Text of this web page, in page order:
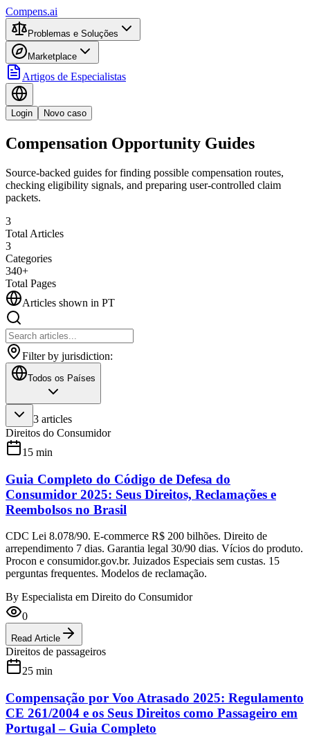
Compens.ai
Problemas e Soluções
Marketplace
Artigos de Especialistas
Login Novo caso
Compensation Opportunity Guides
Source-backed guides for finding possible compensation routes,
checking eligibility signals, and preparing user-controlled claim
packets.
3
Total Articles
3
Categories
340+
Total Pages
Articles shown in PT
Filter by jurisdiction:
Todos os Países
3 articles
Direitos do Consumidor
15 min
Guia Completo do Código de Defesa do
Consumidor 2025: Seus Direitos, Reclamações e
Reembolsos no Brasil
CDC Lei 8.078/90. E-commerce R$ 200 bilhões. Direito de
arrependimento 7 dias. Garantia legal 30/90 dias. Vícios do produto.
Procon e consumidor.gov.br. Juizados Especiais sem custas. 15
perguntas frequentes. Modelos de reclamação.
By Especialista em Direito do Consumidor
0
Read Article
Direitos de passageiros
25 min
Compensação por Voo Atrasado 2025: Regulamento
CE 261/2004 e os Seus Direitos como Passageiro em
Portugal – Guia Completo